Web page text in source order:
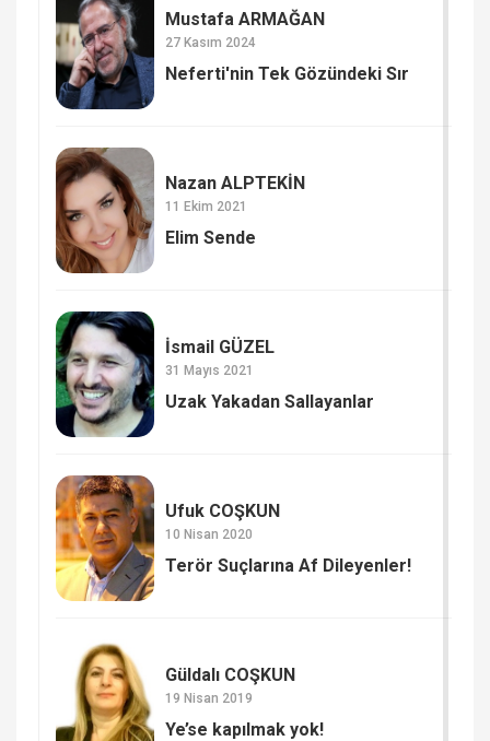
Mustafa ARMAĞAN
27 Kasım 2024
Neferti'nin Tek Gözündeki Sır
Nazan ALPTEKİN
11 Ekim 2021
Elim Sende
İsmail GÜZEL
31 Mayıs 2021
Uzak Yakadan Sallayanlar
Ufuk COŞKUN
10 Nisan 2020
Terör Suçlarına Af Dileyenler!
Güldalı COŞKUN
19 Nisan 2019
Ye’se kapılmak yok!